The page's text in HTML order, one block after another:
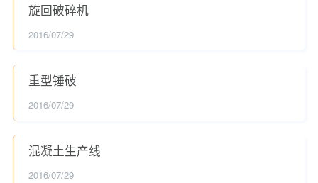
旋回破碎机
2016/07/29
重型锤破
2016/07/29
混凝土生产线
2016/07/29